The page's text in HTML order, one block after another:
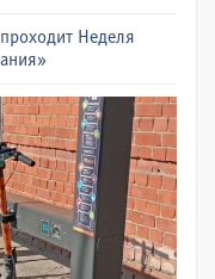
Неделя